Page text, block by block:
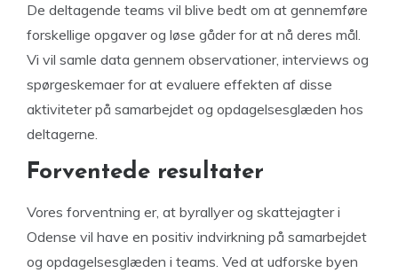
De deltagende teams vil blive bedt om at gennemføre
forskellige opgaver og løse gåder for at nå deres mål.
Vi vil samle data gennem observationer, interviews og
spørgeskemaer for at evaluere effekten af ​​disse
aktiviteter på samarbejdet og opdagelsesglæden hos
deltagerne.
Forventede resultater
Vores forventning er, at byrallyer og skattejagter i
Odense vil have en positiv indvirkning på samarbejdet
og opdagelsesglæden i teams. Ved at udforske byen